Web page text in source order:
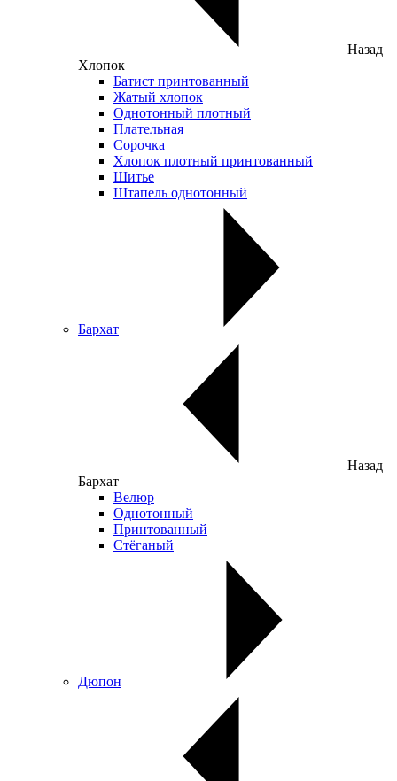
Назад
Хлопок
Батист принтованный
Жатый хлопок
Однотонный плотный
Плательная
Сорочка
Хлопок плотный принтованный
Шитье
Штапель однотонный
Бархат
Назад
Бархат
Велюр
Однотонный
Принтованный
Стёганый
Дюпон